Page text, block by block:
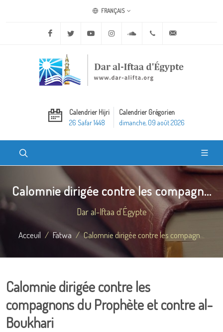
FRANÇAIS
Facebook Twitter Youtube Instagram Soundcloud+20 2 25970400
Calendrier Hijri
26 Safar 1448
Calendrier Grégorien
dimanche, 09 août 2026
Calomnie dirigée contre les compagn...
Dar al-Iftaa d'Égypte
Acceuil Fatwa Calomnie dirigée contre les compagn...
Calomnie dirigée contre les
compagnons du Prophète et contre al-
Boukhari